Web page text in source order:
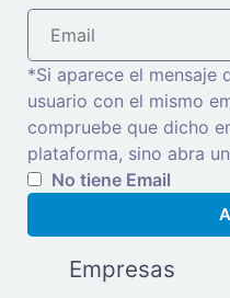
*Si aparece el mensaje
usuario con el mismo
compruebe que dicho
plataforma, sino abra
No tiene Email
Empresas